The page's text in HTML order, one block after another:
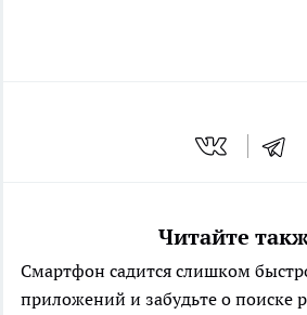
Читайте
Смартфон садится слишком
приложений и забудьте о поиске